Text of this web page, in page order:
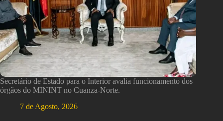
Secretário de Estado para o Interior avalia funcionamento dos
órgãos do MININT no Cuanza-Norte.
7 de Agosto, 2026